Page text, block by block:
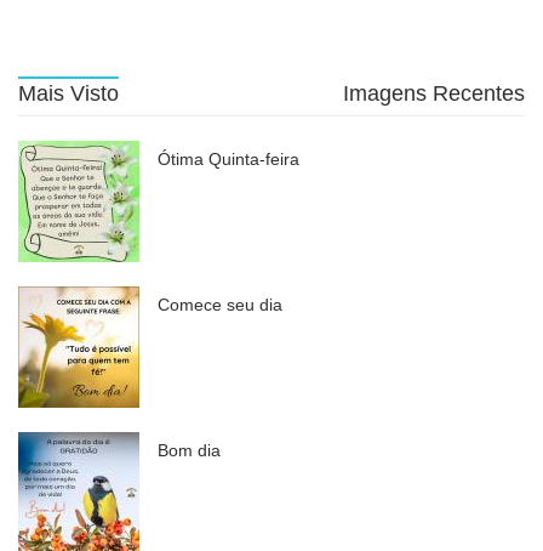
Mais Visto Imagens Recentes
Ótima Quinta-feira
Comece seu dia
Bom dia